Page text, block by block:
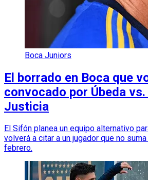
Boca Juniors
El borrado en Boca que
convocado por Úbeda
Justicia
El Sifón planea un equipo alternativo
volverá a citar a un jugador que no
febrero.